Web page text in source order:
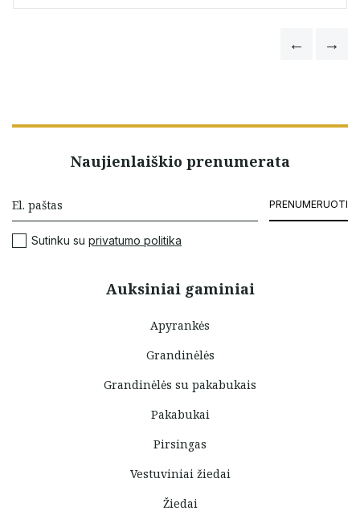
Auksiniai gaminiai
Apyrankės
Grandinėlės
Grandinėlės su pakabukais
Pakabukai
Pirsingas
Vestuviniai žiedai
Žiedai
Naujienlaiškio prenumerata
PRENUMERUOTI
Sutinku su privatumo politika